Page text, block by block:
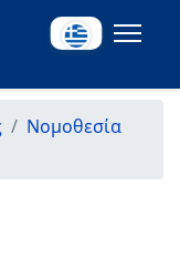
Νομοθεσία